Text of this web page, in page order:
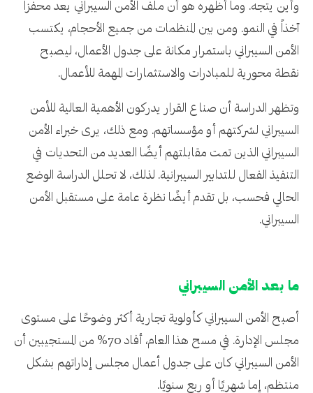
وأين يتجه. وما أظهره هو أن ملف الأمن السيبراني يعد محفزاً
آخذاً في النمو. ومن بين المنظمات من جميع الأحجام، يكتسب
الأمن السيبراني باستمرار مكانة على جدول الأعمال، ليصبح
نقطة محورية للمبادرات والاستثمارات المهمة للأعمال.
وتظهر الدراسة أن صناع القرار يدركون الأهمية العالية للأمن
السيبراني لشركتهم أو مؤسساتهم. ومع ذلك، يرى خبراء الأمن
السيبراني الذين تمت مقابلتهم أيضًا العديد من التحديات في
التنفيذ الفعال للتدابير السيبرانية. لذلك، لا تحلل الدراسة الوضع
الحالي فحسب، بل تقدم أيضًا نظرة عامة على مستقبل الأمن
السيبراني.
ما بعد الأمن السيبراني
أصبح الأمن السيبراني كأولوية تجارية أكثر وضوحًا على مستوى
مجلس الإدارة. في مسح هذا العام، أفاد 70% من المستجيبين أن
الأمن السيبراني كان على جدول أعمال مجلس إداراتهم بشكل
منتظم، إما شهريًا أو ربع سنويًا.